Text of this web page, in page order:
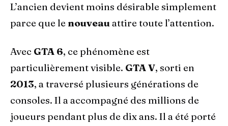
L’ancien devient moins désirable simplement
parce que le nouveau attire toute l’attention.
Avec GTA 6, ce phénomène est
particulièrement visible. GTA V, sorti en
2013, a traversé plusieurs générations de
consoles. Il a accompagné des millions de
joueurs pendant plus de dix ans. Il a été porté